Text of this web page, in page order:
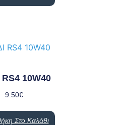
10W40
9.50€
Στο Καλάθι